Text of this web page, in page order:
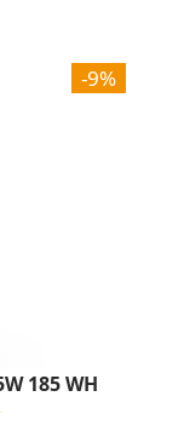
-9%
185 WH